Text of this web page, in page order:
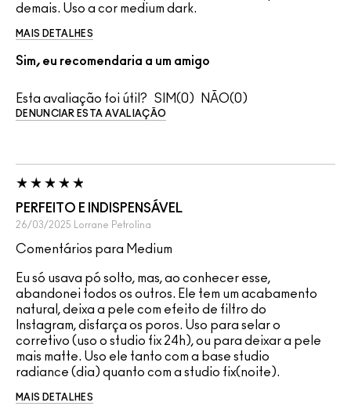
demais. Uso a cor medium dark.
MAIS DETALHES
Sim, eu recomendaria a um amigo
Esta avaliação foi útil? 0 0
DENUNCIAR ESTA AVALIAÇÃO
PERFEITO E INDISPENSÁVEL
26/03/2025 Lorrane Petrolina
Comentários para Medium
Eu só usava pó solto, mas, ao conhecer esse,
abandonei todos os outros. Ele tem um acabamento
natural, deixa a pele com efeito de filtro do
Instagram, disfarça os poros. Uso para selar o
corretivo (uso o studio fix 24h), ou para deixar a pele
mais matte. Uso ele tanto com a base studio
radiance (dia) quanto com a studio fix(noite).
MAIS DETALHES